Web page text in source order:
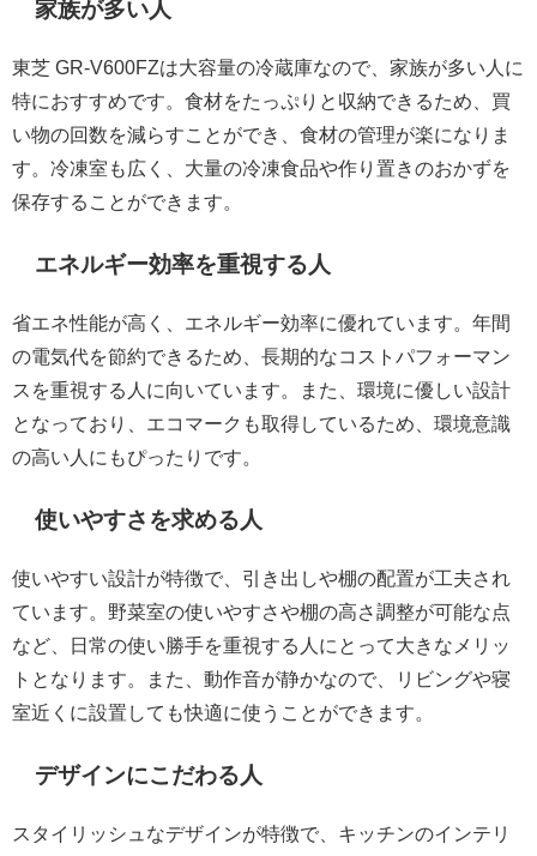
家族が多い人
東芝 GR-V600FZは大容量の冷蔵庫なので、家族が多い人に
特におすすめです。食材をたっぷりと収納できるため、買
い物の回数を減らすことができ、食材の管理が楽になりま
す。冷凍室も広く、大量の冷凍食品や作り置きのおかずを
保存することができます。
エネルギー効率を重視する人
省エネ性能が高く、エネルギー効率に優れています。年間
の電気代を節約できるため、長期的なコストパフォーマン
スを重視する人に向いています。また、環境に優しい設計
となっており、エコマークも取得しているため、環境意識
の高い人にもぴったりです。
使いやすさを求める人
使いやすい設計が特徴で、引き出しや棚の配置が工夫され
ています。野菜室の使いやすさや棚の高さ調整が可能な点
など、日常の使い勝手を重視する人にとって大きなメリッ
トとなります。また、動作音が静かなので、リビングや寝
室近くに設置しても快適に使うことができます。
デザインにこだわる人
スタイリッシュなデザインが特徴で、キッチンのインテリ